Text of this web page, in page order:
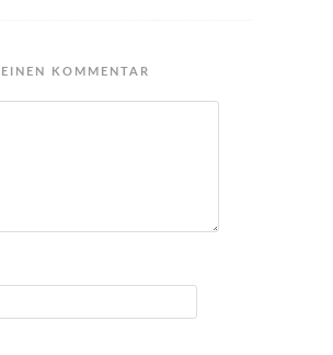
KOMMENTAR